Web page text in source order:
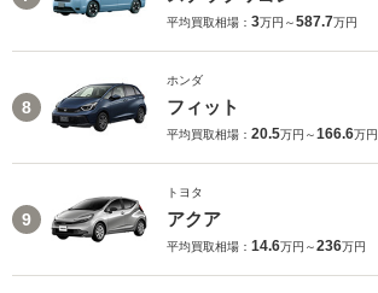
平均買取相場： 3万円～587.7万円
8
ホンダ
フィット
平均買取相場： 20.5万円～166.6万円
9
トヨタ
アクア
平均買取相場： 14.6万円～236万円